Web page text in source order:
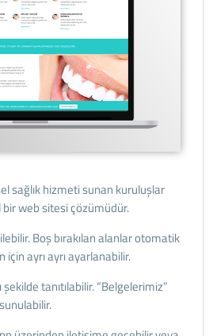
sağlık hizmeti sunan kuruluşlar
web sitesi çözümüdür.
Boş bırakılan alanlar otomatik
ayrı ayrı ayarlanabilir.
tanıtılabilir. “Belgelerimiz”